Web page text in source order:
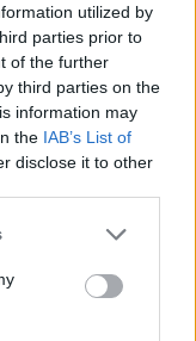
utilized by
parties prior to
of the further
third parties on the
information may
the IAB’s List of
disclose it to other
or more Google
You may click to
party tags to
in below Google